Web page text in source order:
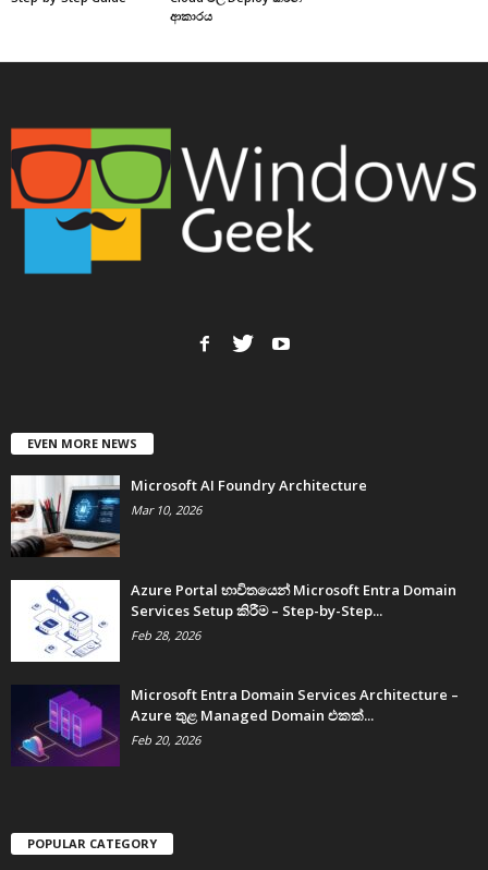
ආකාරය
EVEN MORE NEWS
Microsoft AI Foundry Architecture
Mar 10, 2026
Azure Portal භාවිතයෙන් Microsoft Entra Domain
Services Setup කිරීම – Step-by-Step...
Feb 28, 2026
Microsoft Entra Domain Services Architecture –
Azure තුළ Managed Domain එකක්...
Feb 20, 2026
POPULAR CATEGORY